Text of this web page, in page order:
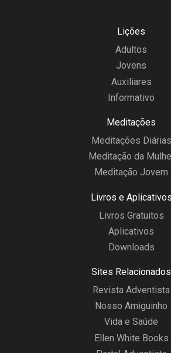
Lições
Adultos
Jovens
Auxiliares
Informativo
Meditações
Meditações Diárias
Meditação da
Meditação Jovem
Livros e Aplicativos
Livros Gratuitos
Aplicativos
Downloads
Sites Relacionados
Revista Adventista
Nosso Amiguinho
Vida e Saúde
Ellen White Books